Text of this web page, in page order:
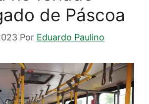
de Páscoa
Por Eduardo Paulino